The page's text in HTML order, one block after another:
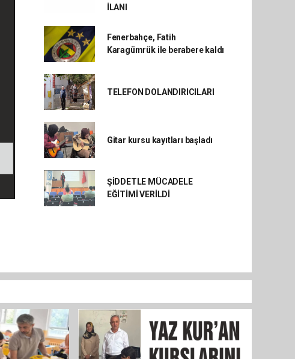
İLANI
Fenerbahçe, Fatih
Karagümrük ile berabere kaldı
TELEFON DOLANDIRICILARI
Gitar kursu kayıtları başladı
ŞİDDETLE MÜCADELE
EĞİTİMİ VERİLDİ